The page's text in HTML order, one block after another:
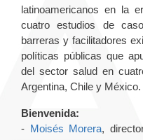
latinoamericanos en la
cuatro estudios de
barreras y facilitadores
políticas públicas que
del sector salud en
Argentina, Chile y México.
Bienvenida:
- Moisés Morera,